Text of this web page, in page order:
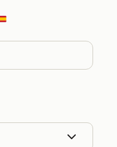
Change country